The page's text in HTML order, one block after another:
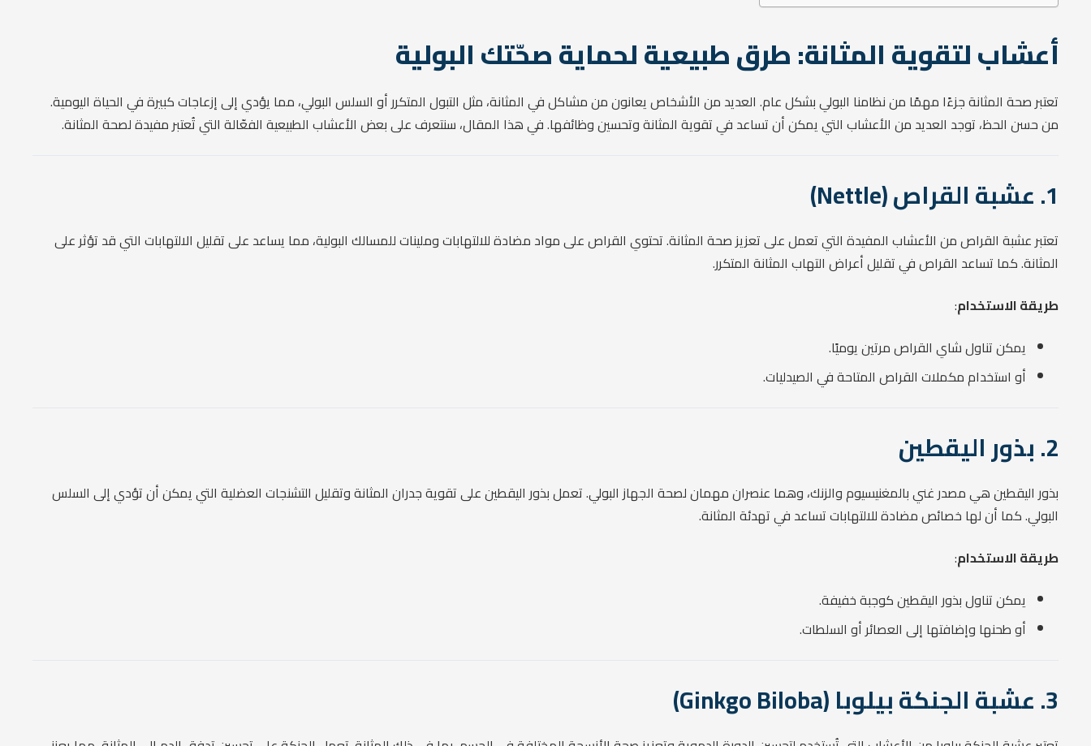
أعشاب لتقوية المثانة: طرق طبيعية لحماية صحّتك البولية
تعتبر صحة المثانة جزءًا مهمًا من نظامنا البولي بشكل عام. العديد من الأشخاص يعانون من مشاكل في المثانة، مثل التبول المتكرر أو السلس البولي، مما يؤدي إلى إزعاجات كبيرة في الحياة اليومية.
من حسن الحظ، توجد العديد من الأعشاب التي يمكن أن تساعد في تقوية المثانة وتحسين وظائفها. في هذا المقال، سنتعرف على بعض الأعشاب الطبيعية الفعّالة التي تُعتبر مفيدة لصحة المثانة.
1. عشبة القراص (Nettle)
تعتبر عشبة القراص من الأعشاب المفيدة التي تعمل على تعزيز صحة المثانة. تحتوي القراص على مواد مضادة للالتهابات وملينات للمسالك البولية، مما يساعد على تقليل الالتهابات التي قد تؤثر على
المثانة. كما تساعد القراص في تقليل أعراض التهاب المثانة المتكرر.
طريقة الاستخدام:
يمكن تناول شاي القراص مرتين يوميًا.
أو استخدام مكملات القراص المتاحة في الصيدليات.
2. بذور اليقطين
بذور اليقطين هي مصدر غني بالمغنيسيوم والزنك، وهما عنصران مهمان لصحة الجهاز البولي. تعمل بذور اليقطين على تقوية جدران المثانة وتقليل التشنجات العضلية التي يمكن أن تؤدي إلى السلس
البولي. كما أن لها خصائص مضادة للالتهابات تساعد في تهدئة المثانة.
طريقة الاستخدام:
يمكن تناول بذور اليقطين كوجبة خفيفة.
أو طحنها وإضافتها إلى العصائر أو السلطات.
3. عشبة الجنكة بيلوبا (Ginkgo Biloba)